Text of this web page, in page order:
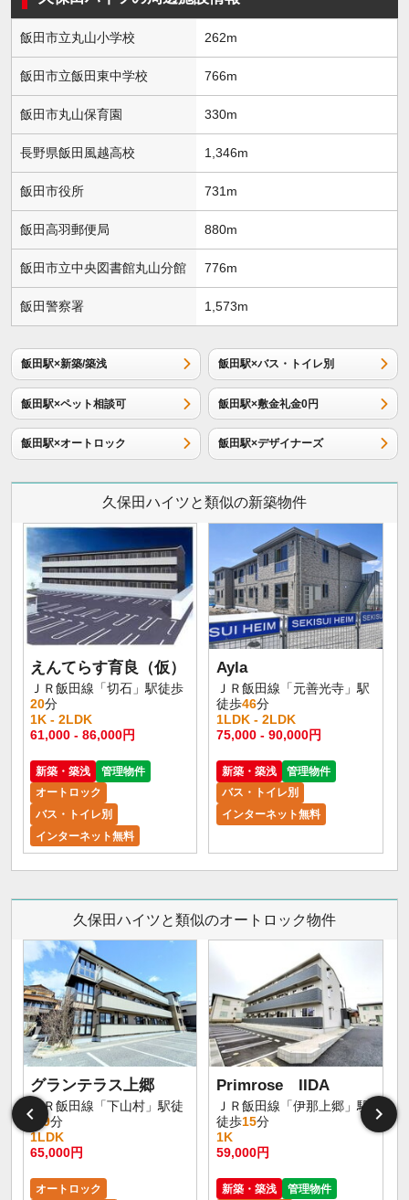
飯田市立丸山小学校 262m
飯田市立飯田東中学校 766m
飯田市丸山保育園 330m
長野県飯田風越高校 1,346m
飯田市役所 731m
飯田高羽郵便局 880m
飯田市立中央図書館丸山分館 776m
飯田警察署 1,573m
飯田駅×新築/築浅 飯田駅×バス・トイレ別
飯田駅×ペット相談可 飯田駅×敷金礼金0円
飯田駅×オートロック 飯田駅×デザイナーズ
久保田ハイツと類似の新築物件
えんてらす育良（仮）
ＪＲ飯田線「切石」駅徒歩
20分
1K - 2LDK
61,000 - 86,000円
新築・築浅
管理物件
オートロック
バス・トイレ別
インターネット無料
Ayla
ＪＲ飯田線「元善光寺」駅
徒歩46分
1LDK - 2LDK
75,000 - 90,000円
新築・築浅
管理物件
バス・トイレ別
インターネット無料
久保田ハイツと類似のオートロック物件
グランテラス上郷
ＪＲ飯田線「下山村」駅徒
歩
9分
1LDK
65,000円
オートロック
Primrose IIDA
ＪＲ飯田線「伊那上郷」駅
徒歩15分
1K
59,000円
新築・築浅
管理物件